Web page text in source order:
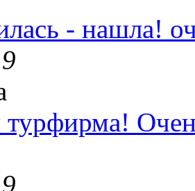
- нашла!
турфирма!